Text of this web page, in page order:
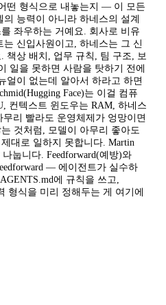
떤 형식으로 내놓는지 — 이 모든
능력이 아니라 하네스의 설계
좌우하는 거예요. 회사로 비유
신입사원이고, 하네스는 그 신
책상 배치, 업무 규칙, 팀 구조, 보
일을 못하면 사람을 탓하기 전에
얼이 없는데 알아서 하라고 하면
Face)는 이걸 컴퓨
컨텍스트 윈도우는 RAM, 하네스
무리 빨라도 운영체제가 엉망이면
것처럼, 모델이 아무리 좋아도
대로 일하지 못합니다. Martin
눕니다. Feedforward(예방)와
— 에이전트가 실수하
에 규칙을 쓰고,
형식을 미리 정해두는 게 여기에